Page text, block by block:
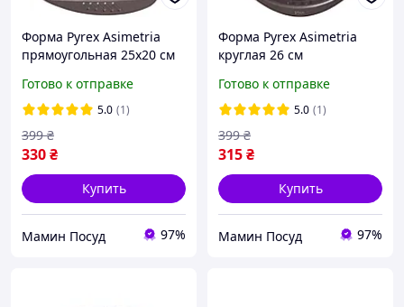
Форма Pyrex Asimetria
прямоугольная 25x20 см
Готово к отправке
5.0 (1)
330₴
399 ₴
Купить
Мамин Посуд 97%
Форма Pyrex Asimetria
круглая 26 см
Готово к отправке
5.0 (1)
315₴
399 ₴
Купить
Мамин Посуд 97%